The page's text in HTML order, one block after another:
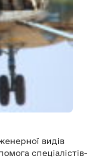
видів
спеціалістів-